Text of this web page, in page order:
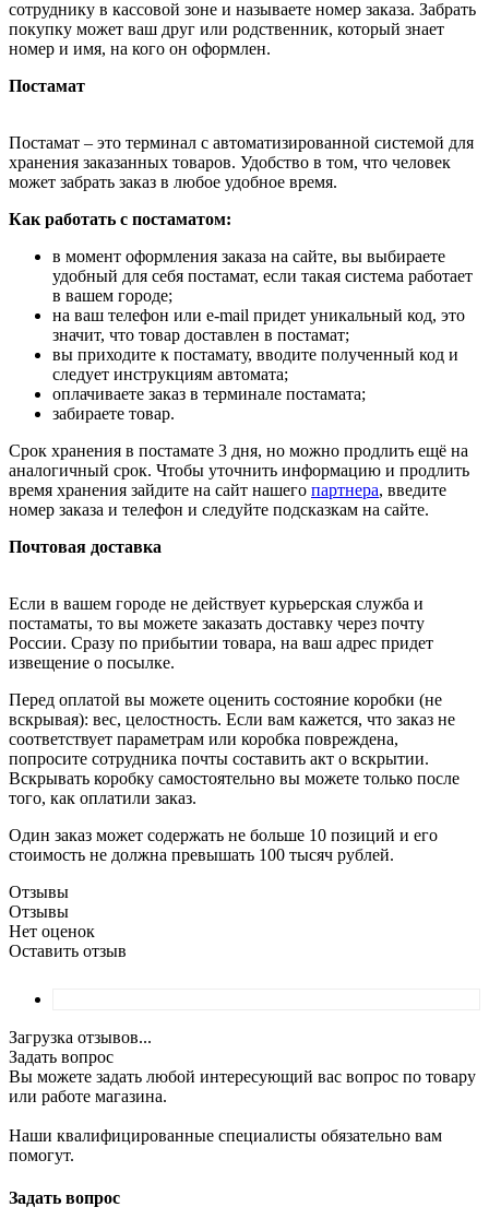
сотруднику в кассовой зоне и называете номер заказа. Забрать
покупку может ваш друг или родственник, который знает
номер и имя, на кого он оформлен.
Постамат
Постамат – это терминал с автоматизированной системой для
хранения заказанных товаров. Удобство в том, что человек
может забрать заказ в любое удобное время.
Как работать с постаматом:
в момент оформления заказа на сайте, вы выбираете
удобный для себя постамат, если такая система работает
в вашем городе;
на ваш телефон или e-mail придет уникальный код, это
значит, что товар доставлен в постамат;
вы приходите к постамату, вводите полученный код и
следует инструкциям автомата;
оплачиваете заказ в терминале постамата;
забираете товар.
Срок хранения в постамате 3 дня, но можно продлить ещё на
аналогичный срок. Чтобы уточнить информацию и продлить
время хранения зайдите на сайт нашего партнера, введите
номер заказа и телефон и следуйте подсказкам на сайте.
Почтовая доставка
Если в вашем городе не действует курьерская служба и
постаматы, то вы можете заказать доставку через почту
России. Сразу по прибытии товара, на ваш адрес придет
извещение о посылке.
Перед оплатой вы можете оценить состояние коробки (не
вскрывая): вес, целостность. Если вам кажется, что заказ не
соответствует параметрам или коробка повреждена,
попросите сотрудника почты составить акт о вскрытии.
Вскрывать коробку самостоятельно вы можете только после
того, как оплатили заказ.
Один заказ может содержать не больше 10 позиций и его
стоимость не должна превышать 100 тысяч рублей.
Отзывы
Отзывы
Нет оценок
Оставить отзыв
Загрузка отзывов...
Задать вопрос
Вы можете задать любой интересующий вас вопрос по товару
или работе магазина.
Наши квалифицированные специалисты обязательно вам
помогут.
Задать вопрос